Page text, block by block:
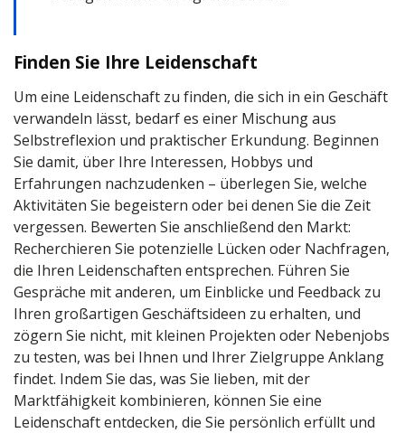
Finden Sie Ihre Leidenschaft
Um eine Leidenschaft zu finden, die sich in ein Geschäft
verwandeln lässt, bedarf es einer Mischung aus
Selbstreflexion und praktischer Erkundung. Beginnen
Sie damit, über Ihre Interessen, Hobbys und
Erfahrungen nachzudenken – überlegen Sie, welche
Aktivitäten Sie begeistern oder bei denen Sie die Zeit
vergessen. Bewerten Sie anschließend den Markt:
Recherchieren Sie potenzielle Lücken oder Nachfragen,
die Ihren Leidenschaften entsprechen. Führen Sie
Gespräche mit anderen, um Einblicke und Feedback zu
Ihren großartigen Geschäftsideen zu erhalten, und
zögern Sie nicht, mit kleinen Projekten oder Nebenjobs
zu testen, was bei Ihnen und Ihrer Zielgruppe Anklang
findet. Indem Sie das, was Sie lieben, mit der
Marktfähigkeit kombinieren, können Sie eine
Leidenschaft entdecken, die Sie persönlich erfüllt und